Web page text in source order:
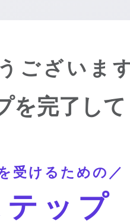
ございま
を完了し
受けるための／
テップ